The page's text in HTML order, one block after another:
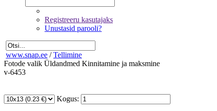
Registreeru kasutajaks
Unustasid parooli?
www.snap.ee / Tellimine
Fotode valik Üldandmed Kinnitamine ja maksmine
v-6453
Kogus: